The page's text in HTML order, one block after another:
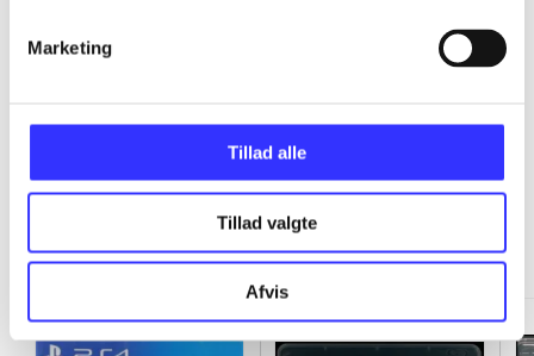
Marketing
Tillad alle
Tillad valgte
Afvis
...